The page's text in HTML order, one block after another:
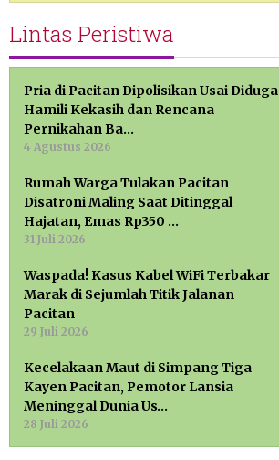
Lintas Peristiwa
Pria di Pacitan Dipolisikan Usai Diduga
Hamili Kekasih dan Rencana
Pernikahan Ba…
4 Agustus 2026
Rumah Warga Tulakan Pacitan
Disatroni Maling Saat Ditinggal
Hajatan, Emas Rp350 …
31 Juli 2026
Waspada! Kasus Kabel WiFi Terbakar
Marak di Sejumlah Titik Jalanan
Pacitan
29 Juli 2026
Kecelakaan Maut di Simpang Tiga
Kayen Pacitan, Pemotor Lansia
Meninggal Dunia Us…
28 Juli 2026